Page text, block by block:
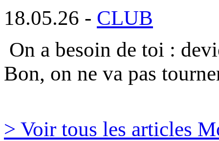
18.05.26 - CLUB
On a besoin de toi :
Bon, on ne va pas
> Voir tous les articles